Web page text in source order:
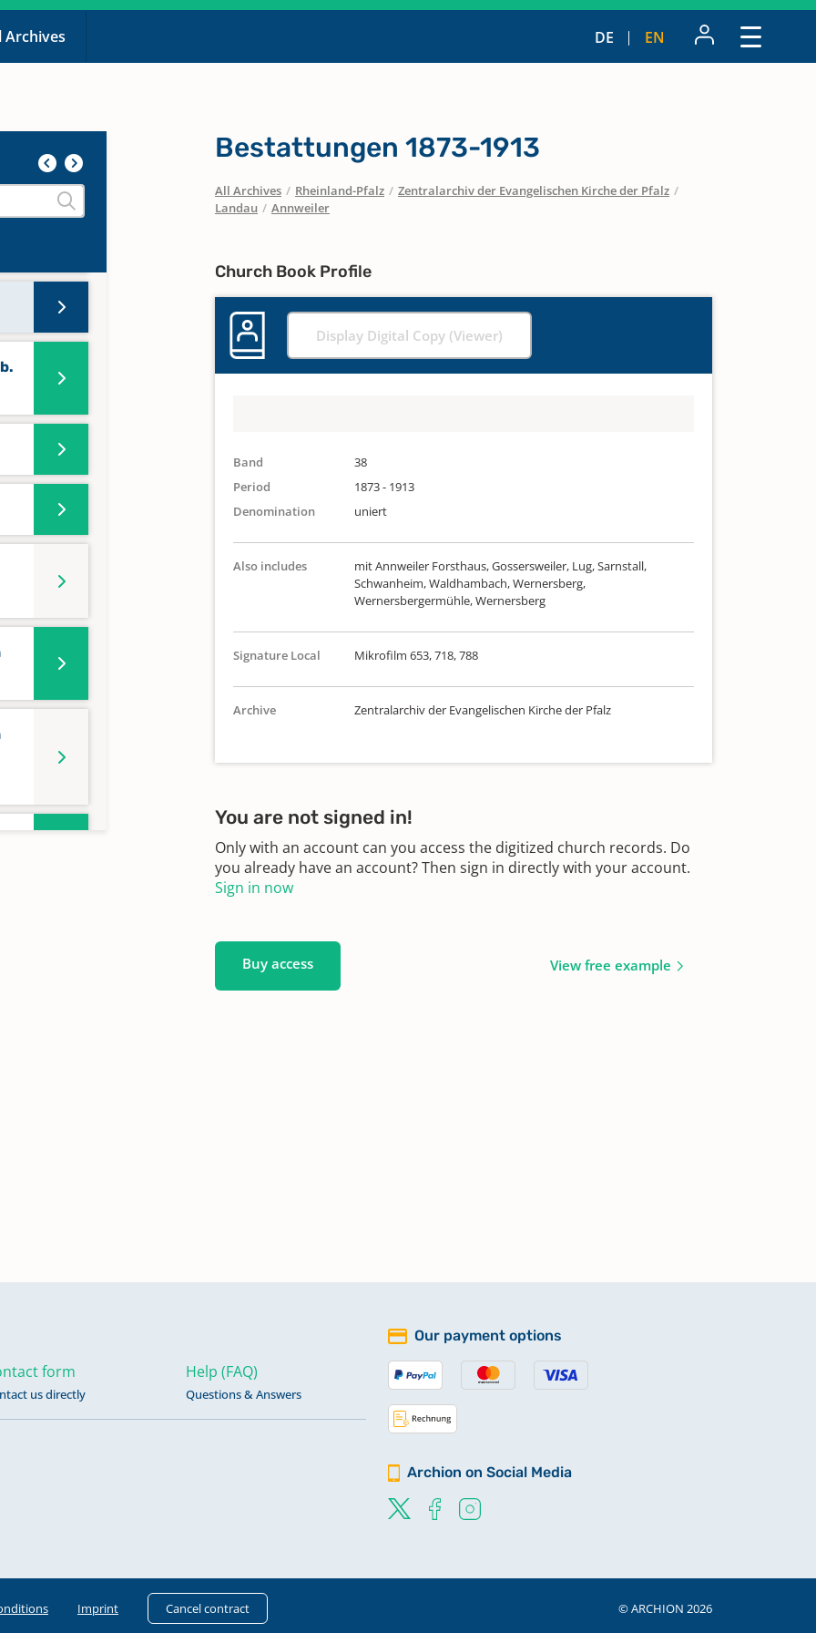
Archives DE EN
Bestattungen 1873-1913
All Archives / Rheinland-Pfalz / Zentralarchiv der Evangelischen Kirche der Pfalz /
Landau / Annweiler
Church Book Profile
Display Digital Copy (Viewer)
Band
38
Period
1873 - 1913
Denomination
uniert
Also includes
mit Annweiler Forsthaus, Gossersweiler, Lug, Sarnstall,
Schwanheim, Waldhambach, Wernersberg,
Wernersbergermühle, Wernersberg
Signature Local Mikrofilm 653, 718, 788
Archive Zentralarchiv der Evangelischen Kirche der Pfalz
You are not signed in!
Only with an account can you access the digitized church records. Do
you already have an account? Then sign in directly with your account.
Sign in now
Buy access View free example
form
us directly
Help (FAQ)
Questions & Answers
Our payment options
Archion on Social Media
Imprint Cancel contract © ARCHION 2026